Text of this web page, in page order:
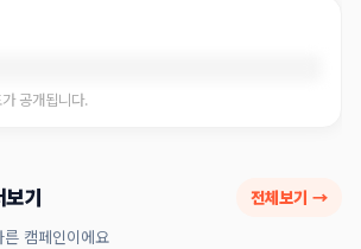
공개됩니다.
기 전체보기 →
른 캠페인이에요